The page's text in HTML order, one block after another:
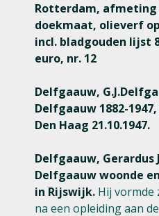
Rotterdam, afmeting
doekmaat, olieverf
incl. bladgouden lijst
euro, nr. 12
Delfgaauw,
Delfgaauw 1882-
Den Haag 21.10.1947.
Delfgaauw, Gerardus
Delfgaauw woonde
in Rijswijk. Hij vormde
na een opleiding aan